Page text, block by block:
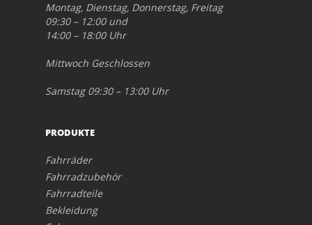
Montag, Dienstag, Donnerstag, Freitag
09:30 – 12:00 und
14:00 – 18:00 Uhr
Mittwoch Geschlossen
Samstag 09:30 – 13:00 Uhr
PRODUKTE
Fahrräder
Fahrradzubehör
Fahrradteile
Bekleidung